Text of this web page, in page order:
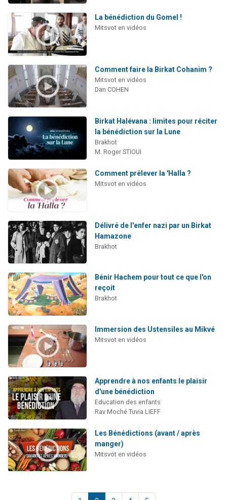
La bénédiction du Gomel !
Mitsvot en vidéos
Comment faire la Birkat Cohanim ?
Mitsvot en vidéos
Dan COHEN
Birkat Halévana : limites pour réciter
la bénédiction sur la Lune
Brakhot
M. Roger STIOUI
Comment prélever la 'Halla ?
Mitsvot en vidéos
Délivré de l'enfer nazi par un Birkat
Hamazone
Brakhot
Bénir Hachem pour tout ce que l'on
reçoit
Brakhot
Immersion des Ustensiles au Mikvé
Mitsvot en vidéos
Apprendre à nos enfants le plaisir
d'une bénédiction
Education des enfants
Rav Moché Tuvia LIEFF
Les Bénédictions (avant / après
manger)
Mitsvot en vidéos